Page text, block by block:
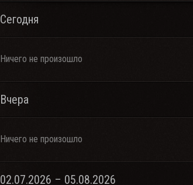
Сегодня
Ничего не произошло
Вчера
Ничего не произошло
02.07.2026 – 05.08.2026